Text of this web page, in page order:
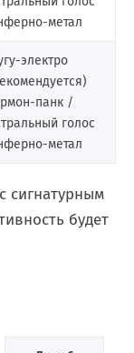
метал
электро
панк /
голос
метал
сигнатурным
будет